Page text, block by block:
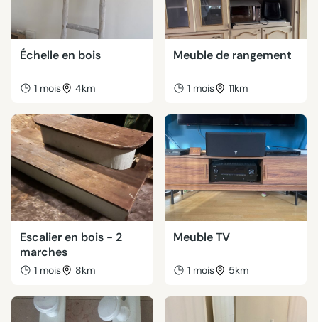
Échelle en bois
1 mois 4km
Meuble de rangement
1 mois 11km
Escalier en bois - 2
marches
1 mois 8km
Meuble TV
1 mois 5km